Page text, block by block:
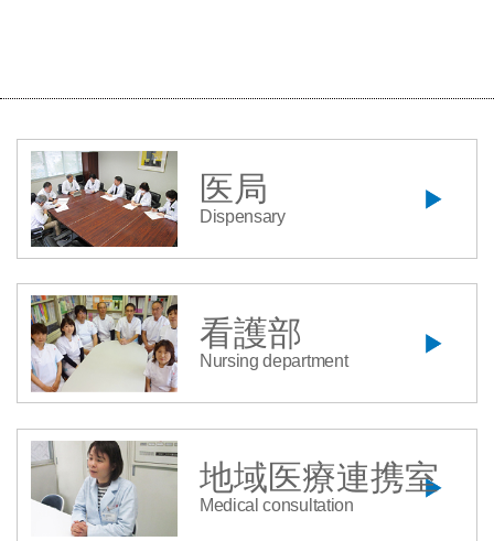
医局
Dispensary
看護部
Nursing department
地域医療連携室
Medical consultation